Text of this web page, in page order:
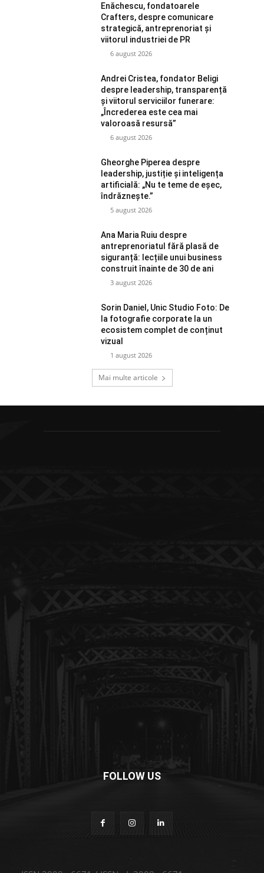
Enăchescu, fondatoarele
Crafters, despre comunicare
strategică, antreprenoriat și
viitorul industriei de PR
6 august 2026
Andrei Cristea, fondator Beligi
despre leadership, transparență
și viitorul serviciilor funerare:
„Încrederea este cea mai
valoroasă resursă”
6 august 2026
Gheorghe Piperea despre
leadership, justiție și inteligența
artificială: „Nu te teme de eșec,
îndrăznește.”
5 august 2026
Ana Maria Ruiu despre
antreprenoriatul fără plasă de
siguranță: lecțiile unui business
construit înainte de 30 de ani
3 august 2026
Sorin Daniel, Unic Studio Foto: De
la fotografie corporate la un
ecosistem complet de conținut
vizual
1 august 2026
Mai multe articole
FOLLOW US